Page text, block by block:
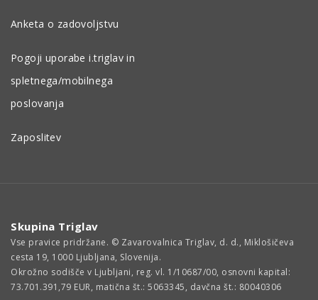
Anketa o zadovoljstvu
Pogoji uporabe i.triglav in
spletnega/mobilnega
poslovanja
Zaposlitev
Skupina Triglav
Vse pravice pridržane. © Zavarovalnica Triglav, d. d., Miklošičeva
cesta 19, 1000 Ljubljana, Slovenija.
Okrožno sodišče v Ljubljani, reg. vl. 1/10687/00, osnovni kapital:
73.701.391,79 EUR, matična št.: 5063345, davčna št.: 80040306